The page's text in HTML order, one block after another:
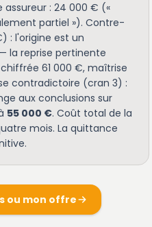
assureur : 24 000 € («
partiel »). Contre-
: l'origine est un
la reprise pertinente
61 000 €, maîtrise
contradictoire (cran 3) :
aux conclusions sur
55 000 €. Coût total de la
mois. La quittance
ou mon offre